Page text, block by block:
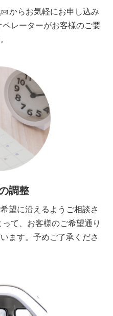
からお気軽にお申し込み
レーターがお客様のご要
調整
望に沿えるようご相談さ
て、お客様のご希望通り
ます。予めご了承くださ